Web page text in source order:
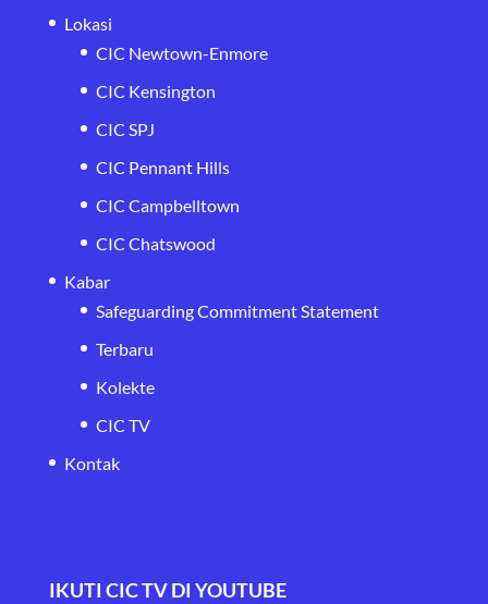
Lokasi
CIC Newtown-Enmore
CIC Kensington
CIC SPJ
CIC Pennant Hills
CIC Campbelltown
CIC Chatswood
Kabar
Safeguarding Commitment Statement
Terbaru
Kolekte
CIC TV
Kontak
IKUTI CIC TV DI YOUTUBE